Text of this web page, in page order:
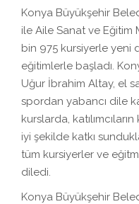
Konya Büyükşehir
ile Aile Sanat ve Eğitim
bin 975 kursiyerle yeni
eğitimlerle başladı.
Uğur İbrahim Altay, el
spordan yabancı dile
kurslarda,
iyi şekilde katkı
tüm kursiyerler ve
diledi.
Konya Büyükşehir